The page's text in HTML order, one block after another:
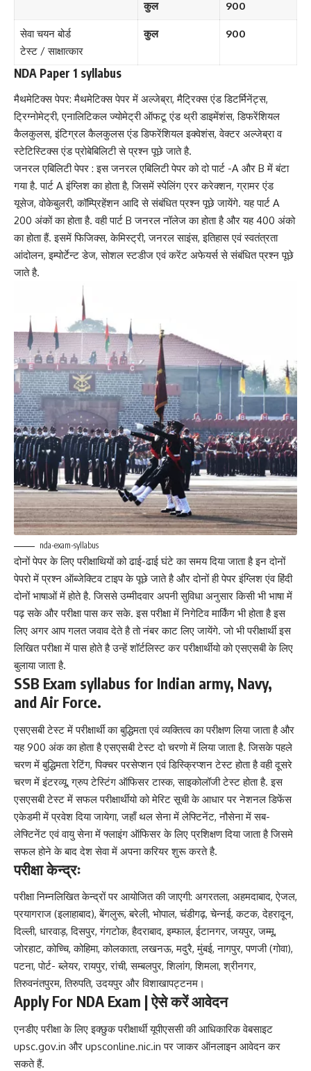
कुल 900
सेवा चयन बोर्ड
टेस्ट / साक्षात्कार
कुल 900
NDA Paper 1 syllabus
मैथमेटिक्स पेपर: मैथमेटिक्स पेपर में अल्जेब्रा, मैट्रिक्स एंड डिटर्मिनेंट्स,
ट्रिग्नोमेट्री, एनालिटिकल ज्योमेट्री ऑफटू एंड थ्री डाइमेंशंस, डिफरेंशियल
कैलकुलस, इंटिग्रल कैलकुलस एंड डिफरेंशियल इक्वेशंस, वेक्टर अल्जेब्रा व
स्टेटिस्टिक्स एंड प्रोबेबिलिटी से प्रश्न पूछे जाते है.
जनरल एबिलिटी पेपर : इस जनरल एबिलिटी पेपर को दो पार्ट -A और B में बंटा
गया है. पार्ट A इंग्लिश का होता है, जिसमें स्पेलिंग एरर करेक्शन, ग्रामर एंड
यूसेज, वोकेबुलरी, कॉम्प्रिहेंशन आदि से संबंधित प्रश्न पूछे जायेंगे. यह पार्ट A
200 अंकों का होता है. वही पार्ट B जनरल नॉलेज का होता है और यह 400 अंको
का होता हैं. इसमें फिजिक्स, केमिस्ट्री, जनरल साइंस, इतिहास एवं स्वतंत्रता
आंदोलन, इम्पोर्टेन्ट डेज, सोशल स्टडीज एवं करेंट अफेयर्स से संबंधित प्रश्न पूछे
जाते है.
nda-exam-syllabus
दोनों पेपर के लिए परीक्षाथियों को ढाई-ढाई घंटे का समय दिया जाता है इन दोनों
पेपरो में प्रश्न ऑब्जेक्टिव टाइप के पूछे जाते है और दोनों ही पेपर इंग्लिश एंव हिंदी
दोनों भाषाओं में होते है. जिससे उम्मीदवार अपनी सुविधा अनुसार किसी भी भाषा में
पढ़ सके और परीक्षा पास कर सके. इस परीक्षा में निगेटिव मार्किंग भी होता है इस
लिए अगर आप गलत जवाव देते है तो नंबर काट लिए जायेंगे. जो भी परीक्षार्थी इस
लिखित परीक्षा में पास होते है उन्हें शॉर्टलिस्ट कर परीक्षार्थीयो को एसएसबी के लिए
बुलाया जाता है.
SSB Exam syllabus for Indian army, Navy,
and Air Force.
एसएसबी टेस्ट में परीक्षार्थी का बुद्धिमता एवं व्यक्तित्व का परीक्षण लिया जाता है और
यह 900 अंक का होता है एसएसबी टेस्ट दो चरणो में लिया जाता है. जिसके पहले
चरण में बुद्धिमता रेटिंग, पिक्चर परसेप्शन एवं डिस्क्रिप्शन टेस्ट होता है वही दूसरे
चरण में इंटरव्यू, ग्रुप टेस्टिंग ऑफिसर टास्क, साइकोलॉजी टेस्ट होता है. इस
एसएसबी टेस्ट में सफल परीक्षार्थीयो को मेरिट सूची के आधार पर नेशनल डिफेंस
एकेडमी में प्रवेश दिया जायेगा, जहाँ थल सेना में लेफ्टिनेंट, नौसेना में सब-
लेफ्टिनेंट एवं वायु सेना में फ्लाइंग ऑफिसर के लिए प्रशिक्षण दिया जाता है जिसमे
सफल होने के बाद देश सेवा में अपना करियर शुरू करते है.
परीक्षा केन्द्रः
परीक्षा निम्नलिखित केन्द्रों पर आयोजित की जाएगी: अगरतला, अहमदाबाद, ऐजल,
प्रयागराज (इलाहाबाद), बेंगलुरू, बरेली, भोपाल, चंडीगढ़, चेन्नई, कटक, देहरादून,
दिल्ली, धारवाड़, दिसपुर, गंगटोक, हैदराबाद, इम्फाल, ईटानगर, जयपुर, जम्मू,
जोरहाट, कोच्चि, कोहिमा, कोलकाता, लखनऊ, मदुरै, मुंबई, नागपुर, पणजी (गोवा),
पटना, पोर्ट- ब्लेयर, रायपुर, रांची, सम्बलपुर, शिलांग, शिमला, श्रीनगर,
तिरुवनंतपुरम, तिरुपति, उदयपुर और विशाखापट्टनम।
Apply For NDA Exam | ऐसे करें आवेदन
एनडीए परीक्षा के लिए इक्छुक परीक्षार्थी यूपीएससी की आधिकारिक वेबसाइट
upsc.gov.in और upsconline.nic.in पर जाकर ऑनलाइन आवेदन कर
सकते हैं.